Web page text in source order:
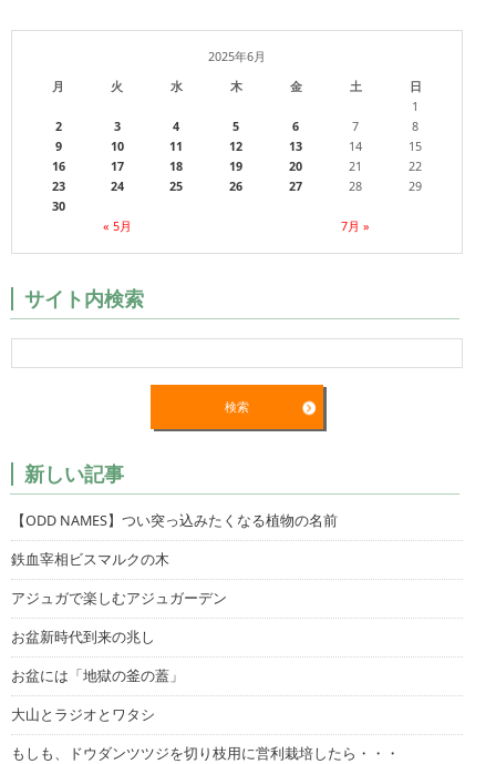
2025年6月
月
火 水 木 金 土 日
« 5月 7月 »
1
2
3 4 5 6 7
8
9
10 11 12 13 14
15
16
17 18 19 20 21
22
23
24 25 26 27 28
29
30
サイト内検索
新しい記事
【ODD NAMES】つい突っ込みたくなる植物の名前
鉄血宰相ビスマルクの木
アジュガで楽しむアジュガーデン
お盆新時代到来の兆し
お盆には「地獄の釜の蓋」
大山とラジオとワタシ
もしも、ドウダンツツジを切り枝用に営利栽培したら・・・